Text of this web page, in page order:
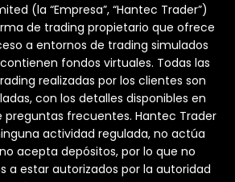
(la “Empresa”, “Hantec Trader”)
de trading propietario que ofrece
a entornos de trading simulados
fondos virtuales. Todas las
realizadas por los clientes son
con los detalles disponibles en
preguntas frecuentes. Hantec Trader
actividad regulada, no actúa
acepta depósitos, por lo que no
a estar autorizados por la autoridad